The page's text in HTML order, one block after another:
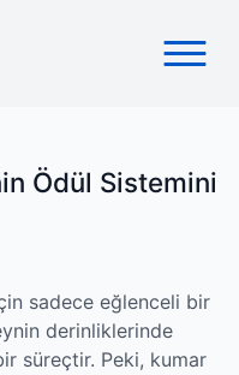
Ödül Sistemini
sadece eğlenceli bir
derinliklerinde
süreçtir. Peki, kumar